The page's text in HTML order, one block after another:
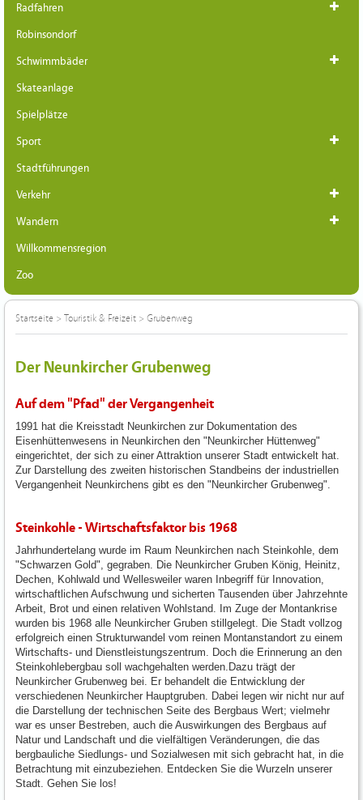
Radfahren
Robinsondorf
Schwimmbäder
Skateanlage
Spielplätze
Sport
Stadtführungen
Verkehr
Wandern
Willkommensregion
Zoo
Startseite > Touristik & Freizeit > Grubenweg
Der Neunkircher Grubenweg
Auf dem "Pfad" der Vergangenheit
1991 hat die Kreisstadt Neunkirchen zur Dokumentation des
Eisenhüttenwesens in Neunkirchen den "Neunkircher Hüttenweg"
eingerichtet, der sich zu einer Attraktion unserer Stadt entwickelt hat.
Zur Darstellung des zweiten historischen Standbeins der industriellen
Vergangenheit Neunkirchens gibt es den "Neunkircher Grubenweg".
Steinkohle - Wirtschaftsfaktor bis 1968
Jahrhundertelang wurde im Raum Neunkirchen nach Steinkohle, dem
"Schwarzen Gold", gegraben. Die Neunkircher Gruben König, Heinitz,
Dechen, Kohlwald und Wellesweiler waren Inbegriff für Innovation,
wirtschaftlichen Aufschwung und sicherten Tausenden über Jahrzehnte
Arbeit, Brot und einen relativen Wohlstand. Im Zuge der Montankrise
wurden bis 1968 alle Neunkircher Gruben stillgelegt. Die Stadt vollzog
erfolgreich einen Strukturwandel vom reinen Montanstandort zu einem
Wirtschafts- und Dienstleistungszentrum. Doch die Erinnerung an den
Steinkohlebergbau soll wachgehalten werden.Dazu trägt der
Neunkircher Grubenweg bei. Er behandelt die Entwicklung der
verschiedenen Neunkircher Hauptgruben. Dabei legen wir nicht nur auf
die Darstellung der technischen Seite des Bergbaus Wert; vielmehr
war es unser Bestreben, auch die Auswirkungen des Bergbaus auf
Natur und Landschaft und die vielfältigen Veränderungen, die das
bergbauliche Siedlungs- und Sozialwesen mit sich gebracht hat, in die
Betrachtung mit einzubeziehen. Entdecken Sie die Wurzeln unserer
Stadt. Gehen Sie los!